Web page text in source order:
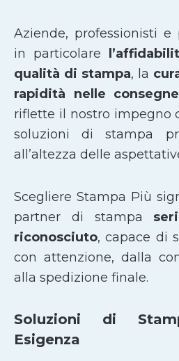
Aziende, professionisti e
in particolare
qualità di stampa, la
rapidità nelle consegne
riflette il nostro impegno
soluzioni di stampa
all’altezza delle
Scegliere Stampa Più
partner di stampa
riconosciuto, capace di
con attenzione, dalla
alla spedizione finale.
Soluzioni di
Esigenza